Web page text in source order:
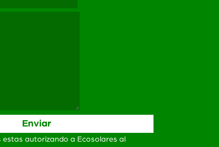
estas autorizando a Ecosolares al